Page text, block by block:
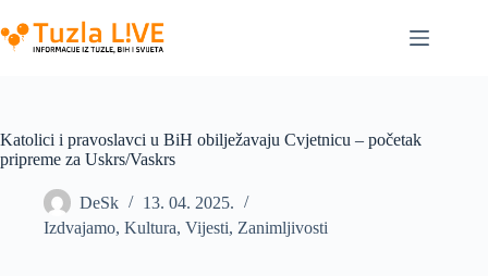
to
content
Katolici i pravoslavci u BiH obilježavaju Cvjetnicu – početak
pripreme za Uskrs/Vaskrs
DeSk
13. 04. 2025.
Izdvajamo, Kultura, Vijesti, Zanimljivosti